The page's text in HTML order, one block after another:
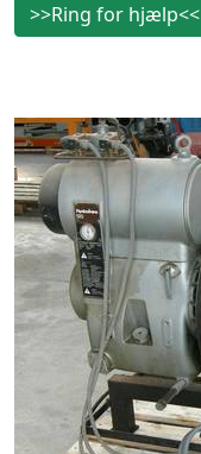
>>Ring for hjælp<<